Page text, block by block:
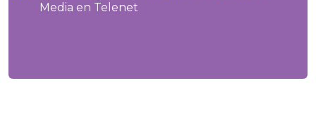
Media en Telenet